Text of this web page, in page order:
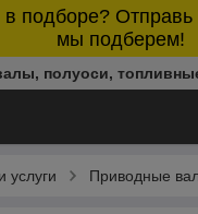
подборе? Отправь
мы подберем!
полуоси,
услуги Приводные